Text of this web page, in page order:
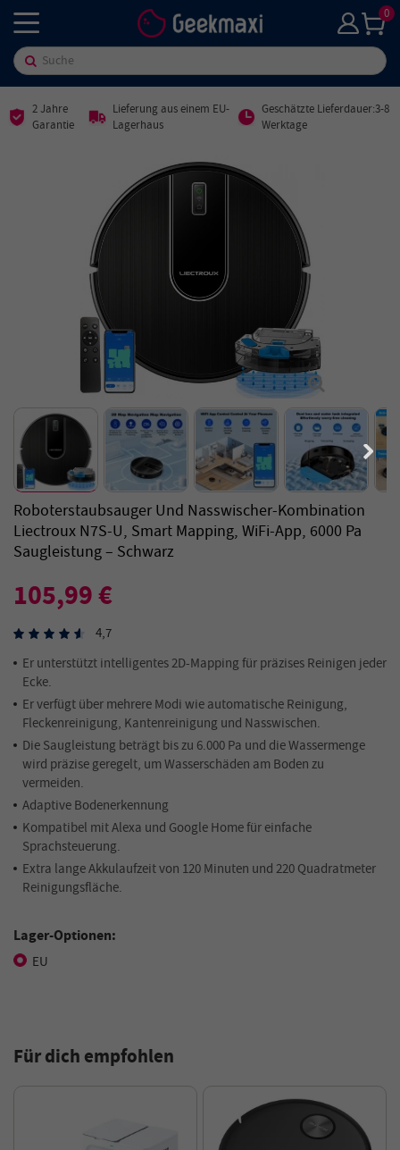
0
2 Jahre
Garantie
Lieferung aus einem EU-
Lagerhaus
Geschätzte Lieferdauer:3-8
Werktage
Roboterstaubsauger Und Nasswischer-Kombination
Liectroux N7S-U, Smart Mapping, WiFi-App, 6000 Pa
Saugleistung – Schwarz
105,99 €
4,7
Er unterstützt intelligentes 2D-Mapping für präzises Reinigen jeder
Ecke.
Er verfügt über mehrere Modi wie automatische Reinigung,
Fleckenreinigung, Kantenreinigung und Nasswischen.
Die Saugleistung beträgt bis zu 6.000 Pa und die Wassermenge
wird präzise geregelt, um Wasserschäden am Boden zu
vermeiden.
Adaptive Bodenerkennung
Kompatibel mit Alexa und Google Home für einfache
Sprachsteuerung.
Extra lange Akkulaufzeit von 120 Minuten und 220 Quadratmeter
Reinigungsfläche.
Lager-Optionen:
EU
Für dich empfohlen